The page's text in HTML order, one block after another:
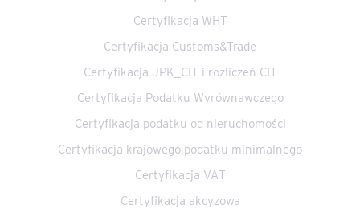
Certyfikacja WHT
Certyfikacja Customs&Trade
Certyfikacja JPK_CIT i rozliczeń CIT
Certyfikacja Podatku Wyrównawczego
Certyfikacja podatku od nieruchomości
Certyfikacja krajowego podatku minimalnego
Certyfikacja VAT
Certyfikacja akcyzowa